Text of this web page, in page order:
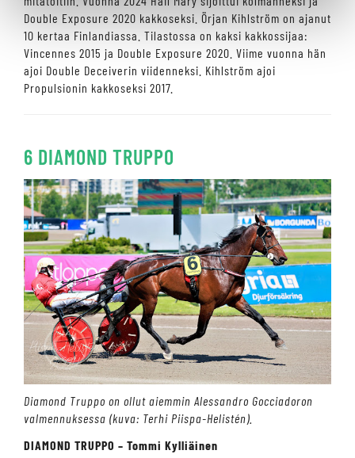
Double Exposure 2020 kakkoseksi. Örjan Kihlström on ajanut
10 kertaa Finlandiassa. Tilastossa on kaksi kakkossijaa:
Vincennes 2015 ja Double Exposure 2020. Viime vuonna hän
ajoi Double Deceiverin viidenneksi. Kihlström ajoi
Propulsionin kakkoseksi 2017.
6 DIAMOND TRUPPO
Diamond Truppo on ollut aiemmin Alessandro Gocciadoron
valmennuksessa (kuva: Terhi Piispa-Helistén).
DIAMOND TRUPPO – Tommi Kylliäinen